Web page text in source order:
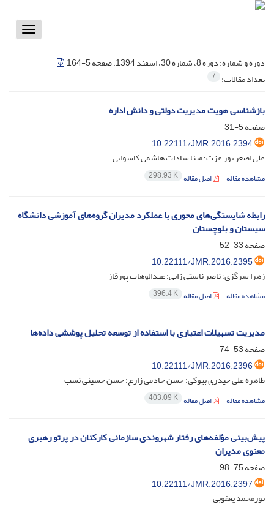
Toggle
دوره و شماره:دوره 8، شماره 30، اسفند 1394، صفحه 5-164
تعداد مقالات: 7
بازشناسی هویت مدیریت دولتی و دانش اداره
صفحه5-31
10.22111/JMR.2016.2394
علی اصغر پور عزت؛ مینا سادات هاشمی کاسوایی
مشاهده مقاله اصل مقاله 298.93 K
رابطه شایستگی‌های محوری با عملکرد مدیران گروه‌های آموزشی دانشگاه
سیستان و بلوچستان
صفحه33-52
10.22111/JMR.2016.2395
زهرا سرگزی؛ ناصر ناستی زایی؛ عبدالوهاب پورقاز
مشاهده مقاله اصل مقاله 396.4 K
مدیریت تسهیلات اعتباری با استفاده از توسعه تحلیل پوششی داده‌ها
صفحه53-74
10.22111/JMR.2016.2396
طاهره علی حیدری بیوکی؛ حسن خادمی زارع؛ حسن حسینی نسب
مشاهده مقاله اصل مقاله 403.09 K
پیش‌بینی مؤلفه‌های رفتار شهروندی سازمانی کارکنان در پرتو رهبری
معنوی مدیران
صفحه75-98
10.22111/JMR.2016.2397
نورمحمد یعقوبی